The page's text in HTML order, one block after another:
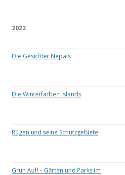
2022
Die Gesichter Nepals
Die Winterfarben Islands
Rügen und seine Schutzgebiete
Grün Auf! – Gärten und Parks im